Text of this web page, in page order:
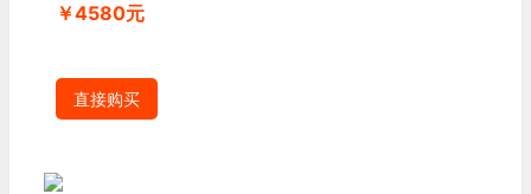
￥4580元
直接购买